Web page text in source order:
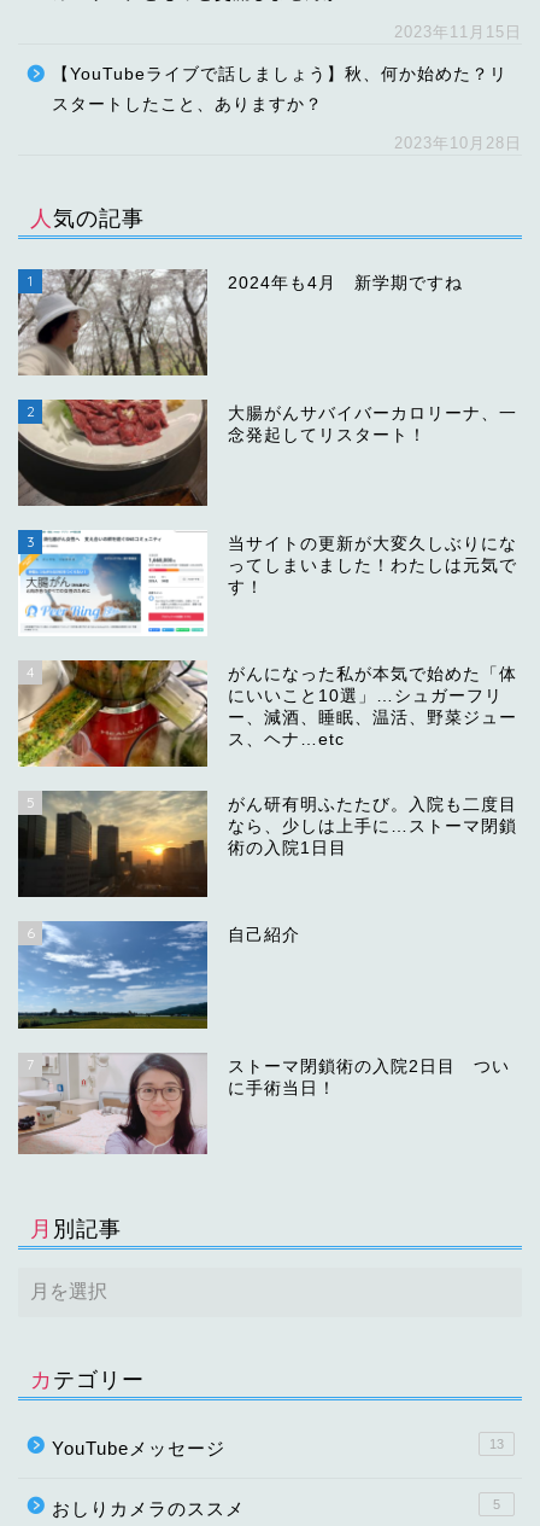
2023年11月15日
【YouTubeライブで話しましょう】秋、何か始めた？リ
スタートしたこと、ありますか？
2023年10月28日
人気の記事
1 2024年も4月 新学期ですね
2
大腸がんサバイバーカロリーナ、一
念発起してリスタート！
3
当サイトの更新が大変久しぶりにな
ってしまいました！わたしは元気で
す！
4
がんになった私が本気で始めた「体
にいいこと10選」…シュガーフリ
ー、減酒、睡眠、温活、野菜ジュー
ス、ヘナ…etc
5
がん研有明ふたたび。入院も二度目
なら、少しは上手に…ストーマ閉鎖
術の入院1日目
6 自己紹介
7
ストーマ閉鎖術の入院2日目 つい
に手術当日！
月別記事
カテゴリー
YouTubeメッセージ 13
おしりカメラのススメ 5